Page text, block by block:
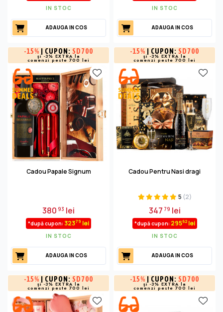
IN STOC
ADAUGA IN COS
IN STOC
ADAUGA IN COS
-15% | CUPON: SD700
și -3% EXTRA la
comenzi peste 700 lei
Cadou Papale Signum
38093 lei
*după cupon: 32379 lei
IN STOC
ADAUGA IN COS
-15% | CUPON: SD700
și -3% EXTRA la
comenzi peste 700 lei
Cadou Pentru Nasi dragi
5 (2)
347 79 lei
*după cupon: 29562lei
IN STOC
ADAUGA IN COS
-15% | CUPON: SD700
și -3% EXTRA la
comenzi peste 700 lei
-15% | CUPON: SD700
și -3% EXTRA la
comenzi peste 700 lei